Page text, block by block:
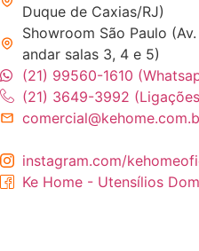
Duque de Caxias/RJ)
Showroom São Paulo
andar salas 3, 4 e 5)
(21) 99560-1610
(21) 3649-3992
instagram.com/
Ke Home - Utensílios